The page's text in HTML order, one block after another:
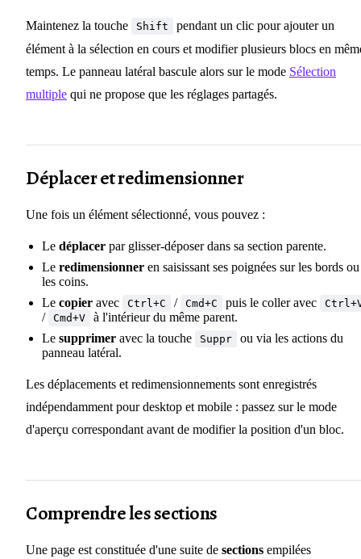
Maintenez la touche Shift
pendant un clic pour ajouter un
élément à la sélection en cours et modifier plusieurs blocs en
temps. Le panneau latéral bascule alors sur le mode Sélection
multiple qui ne propose que les réglages partagés.
Déplacer et redimensionner
Une fois un élément sélectionné, vous pouvez :
Le déplacer par glisser-déposer dans sa section parente.
Le redimensionner en saisissant ses poignées sur les bords ou
les coins.
Le copier avec Ctrl+C / Cmd+C puis le coller avec
/ Cmd+V
à l'intérieur du même parent.
Le supprimer avec la touche Suppr
ou via les actions du
panneau latéral.
Les déplacements et redimensionnements sont enregistrés
indépendamment pour desktop et mobile : passez sur le mode
d'aperçu correspondant avant de modifier la position d'un bloc.
Comprendre les sections
Une page est constituée d'une suite de sections empilées